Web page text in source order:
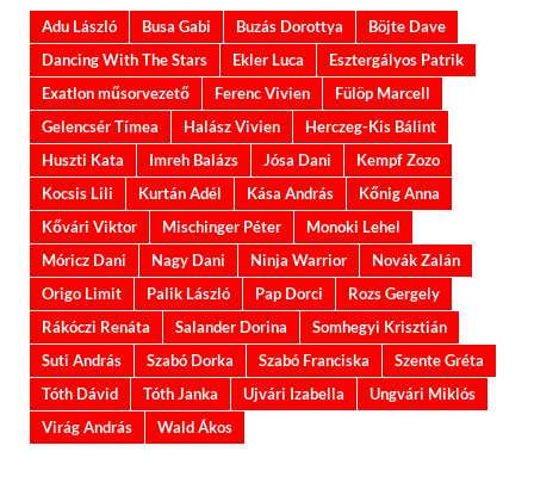
Adu László Busa Gabi Buzás Dorottya
Böjte Dave
Dancing With The Stars
Ekler Luca
Esztergályos Patrik
Exatlon műsorvezető
Ferenc Vivien
Fülöp Marcell
Gelencsér Tímea
Halász Vivien
Herczeg-Kis Bálint
Huszti Kata
Imreh Balázs Jósa Dani
Kempf Zozo
Kocsis Lili
Kurtán Adél Kása András
Kőnig Anna
Kővári Viktor
Mischinger Péter
Monoki Lehel
Móricz Dani
Nagy Dani Ninja Warrior
Novák Zalán
Origo Limit
Palik László Pap Dorci
Rozs Gergely
Rákóczi Renáta
Salander Dorina
Somhegyi Krisztián
Suti András
Szabó Dorka Szabó Franciska
Szente Gréta
Tóth Dávid
Tóth Janka Ujvári Izabella
Ungvári Miklós
Virág András
Wald Ákos